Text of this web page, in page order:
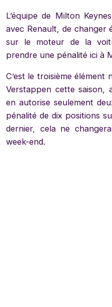
L’équipe de Milton
avec Renault, de changer
sur le moteur de la
prendre une pénalité ici à
C’est le troisième
Verstappen cette saison,
en autorise seulement
pénalité de dix positions
dernier, cela ne
week-end.